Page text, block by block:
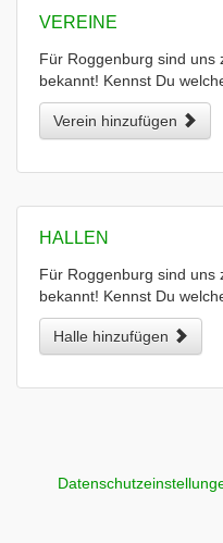
VEREINE
Für Roggenburg sind uns
bekannt! Kennst Du
Verein hinzufügen
HALLEN
Für Roggenburg sind uns
bekannt! Kennst Du
Halle hinzufügen